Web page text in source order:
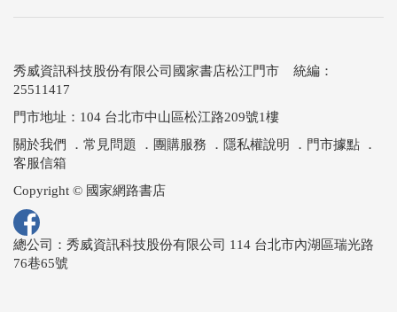
秀威資訊科技股份有限公司國家書店松江門市 統編：
25511417
門市地址：104 台北市中山區松江路209號1樓
關於我們
． 常見問題 ． 團購服務 ． 隱私權說明 ． 門市據點 ．
客服信箱
Copyright © 國家網路書店
總公司：秀威資訊科技股份有限公司 114 台北市內湖區瑞光路
76巷65號